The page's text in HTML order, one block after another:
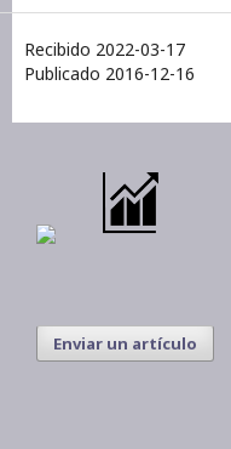
Recibido 2022-03-17
Publicado 2016-12-16
Enviar un artículo